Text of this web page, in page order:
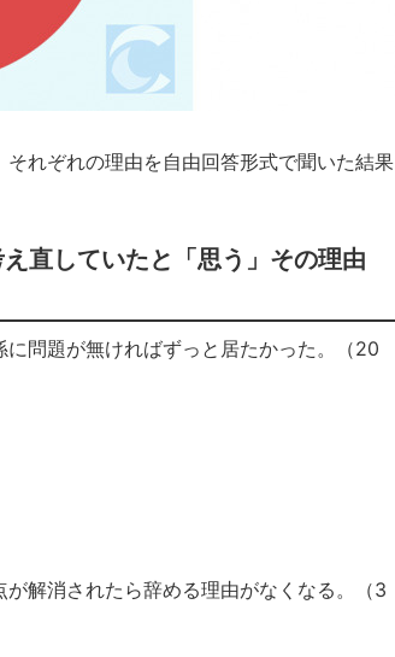
れぞれの理由を自由回答形式で聞いた結果
直していたと「思う」その理由
問題が無ければずっと居たかった。（20
解消されたら辞める理由がなくなる。（3